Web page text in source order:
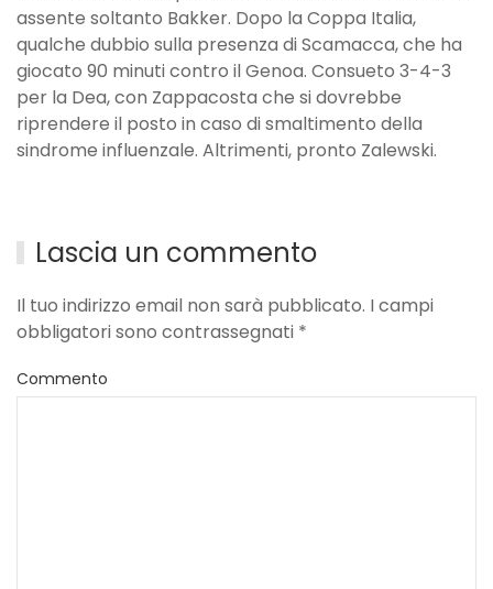
assente soltanto Bakker. Dopo la Coppa Italia,
qualche dubbio sulla presenza di Scamacca, che ha
giocato 90 minuti contro il Genoa. Consueto 3-4-3
per la Dea, con Zappacosta che si dovrebbe
riprendere il posto in caso di smaltimento della
sindrome influenzale. Altrimenti, pronto Zalewski.
Lascia un commento
Il tuo indirizzo email non sarà pubblicato. I campi
obbligatori sono contrassegnati *
Commento